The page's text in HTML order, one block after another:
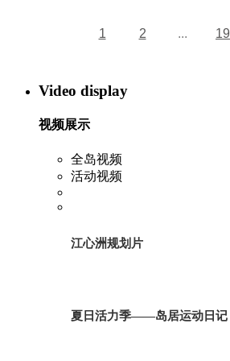
1 2 ... 19
Video display
视频展示
全岛视频
活动视频
江心洲规划片
夏日活力季——岛居运动日记